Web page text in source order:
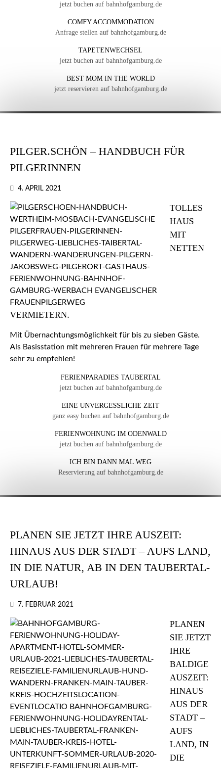
jetzt buchen auf bahnhofgamburg.de
COMFY ACCOMMODATION
Anfrage stellen auf bahnhofgamburg.de
TAPETENWECHSEL
jetzt buchen auf bahnhofgamburg.de
BEST MOM IN THE WORLD
jetzt reservieren auf bahnhofgamburg.de
PILGER.SCHÖN – HANDBUCH FÜR
PILGERINNEN
4. APRIL 2021
TOLLES
HAUS
MIT
NETTEN
VERMIETERN.
Mit Übernachtungsmöglichkeit für bis zu sieben Gäste.
Als Basisstation mit mehreren Frauen für mehrere Tage
sehr zu empfehlen!
FERIENPARADIES TAUBERTAL
jetzt buchen auf bahnhofgamburg.de
EINE UNVERGESSLICHE ZEIT
ganz easy buchen auf bahnhofgamburg.de
FERIENWOHNUNG IM ODENWALD
jetzt buchen auf bahnhofgamburg.de
ICH BIN DANN MAL WEG
Reservierung auf bahnhofgamburg.de
PLANEN SIE JETZT IHRE AUSZEIT:
HINAUS AUS DER STADT – AUFS LAND,
IN DIE NATUR, AB IN DEN TAUBERTAL-
URLAUB!
7. FEBRUAR 2021
PLANEN
SIE JETZT
IHRE
BALDIGE
AUSZEIT:
HINAUS
AUS DER
STADT –
AUFS
LAND, IN
DIE